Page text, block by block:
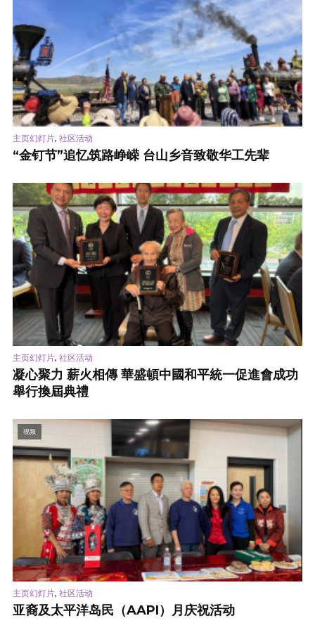
主页幻灯片, 社区活动
“金钉节”追忆筑路峥嵘 台山乡音致敬华工先辈
主页幻灯片, 社区活动
凝心聚力 薪火相傳 華盛頓中國和平統一促進會成功
舉行換屆典禮
视频
主页幻灯片, 社区活动
亚裔及太平洋岛民（AAPI）月庆祝活动